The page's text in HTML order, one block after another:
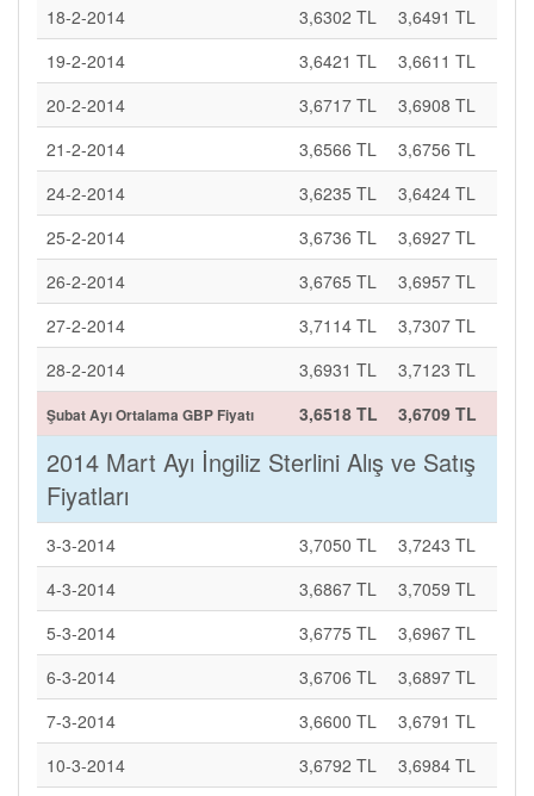
18-2-2014 3,6302 TL
3,6491 TL
19-2-2014
3,6421 TL
3,6611 TL
20-2-2014
3,6717 TL
3,6908 TL
21-2-2014
3,6566 TL
3,6756 TL
24-2-2014
3,6235 TL
3,6424 TL
25-2-2014
3,6736 TL
3,6927 TL
26-2-2014
3,6765 TL
3,6957 TL
27-2-2014
3,7114 TL
3,7307 TL
28-2-2014
3,6931 TL 3,7123 TL
Şubat Ayı Ortalama GBP Fiyatı 3,6518 TL 3,6709 TL
2014 Mart Ayı İngiliz Sterlini Alış ve Satış
Fiyatları
3-3-2014 3,7050 TL
3,7243 TL
4-3-2014
3,6867 TL
3,7059 TL
5-3-2014
3,6775 TL
3,6967 TL
6-3-2014
3,6706 TL
3,6897 TL
7-3-2014
3,6600 TL
3,6791 TL
10-3-2014
3,6792 TL
3,6984 TL